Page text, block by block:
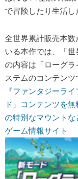
で冒険したり生活し
全世界累計販売本
いる本作では、「
の内容は「ローグ
ステムのコンテンツ
『ファンタジーラ
ド」コンテンツを
の特別なマウント
ゲーム情報サイト